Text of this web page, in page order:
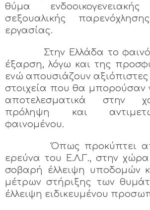
θύμα
σεξουαλικής
εργασίας.
Στην Ελλάδα το
έξαρση, λόγω και της
ενώ απουσιάζουν
στοιχεία που θα μπορούσαν
αποτελεσματικά στην
πρόληψη και
φαινομένου.
Όπως προκύπτει
ερεύνα του Ε.Λ.Γ., στην
σοβαρή έλλειψη υποδομών
μέτρων στήριξης των
έλλειψη ειδικευμένου